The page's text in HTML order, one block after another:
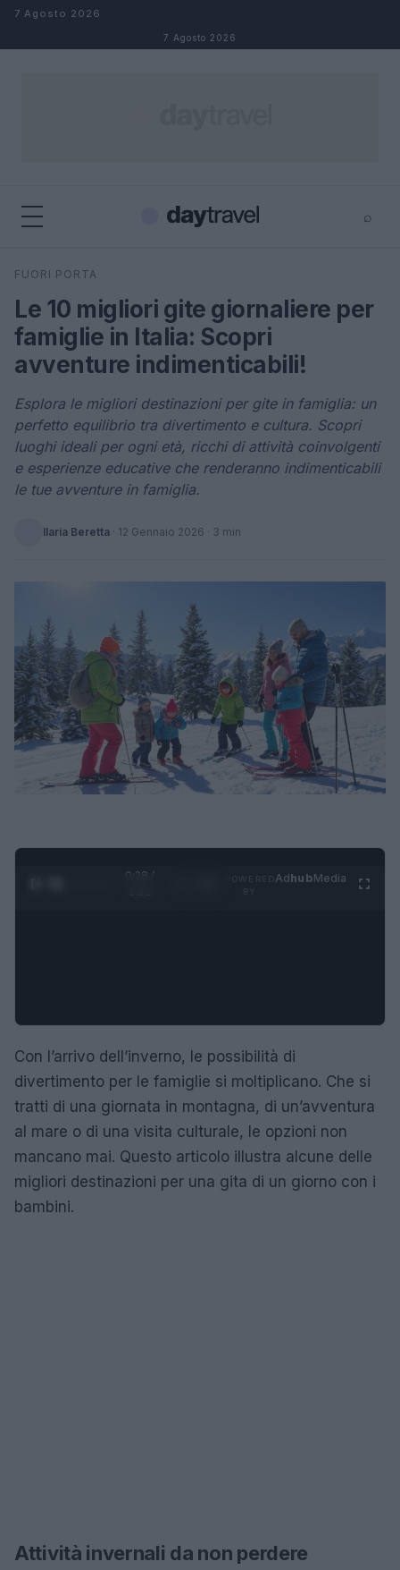
Salta al contenuto
7 Agosto 2026
7 Agosto 2026
⌕
Cerca
FUORI PORTA
Le 10 migliori gite giornaliere per
famiglie in Italia: Scopri
avventure indimenticabili!
Esplora le migliori destinazioni per gite in famiglia: un
perfetto equilibrio tra divertimento e cultura. Scopri
luoghi ideali per ogni età, ricchi di attività coinvolgenti
e esperienze educative che renderanno indimenticabili
le tue avventure in famiglia.
Ilaria Beretta · 12 Gennaio 2026 · 3 min
0:29 /
AdhubMedia
Con l’arrivo dell’inverno, le possibilità di
divertimento per le famiglie si moltiplicano. Che si
tratti di una giornata in montagna, di un’avventura
al mare o di una visita culturale, le opzioni non
mancano mai. Questo articolo illustra alcune delle
migliori destinazioni per una gita di un giorno con i
bambini.
Attività invernali da non perdere